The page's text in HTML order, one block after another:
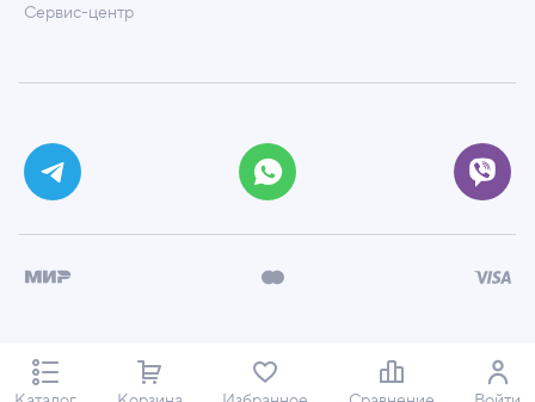
Сервис-центр
© ООО «Техмаркет», 2026
Политика обработки персональных данных